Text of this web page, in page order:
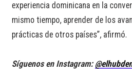
experiencia dominicana en la
mismo tiempo, aprender de los
prácticas de otros países”, afirmó.
Síguenos en Instagram: